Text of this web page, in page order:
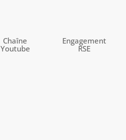
Chaîne
Youtube
Engagement
RSE